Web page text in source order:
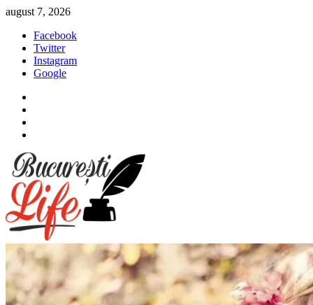
Sari
conținut
august 7, 2026
Facebook
Twitter
Instagram
Google